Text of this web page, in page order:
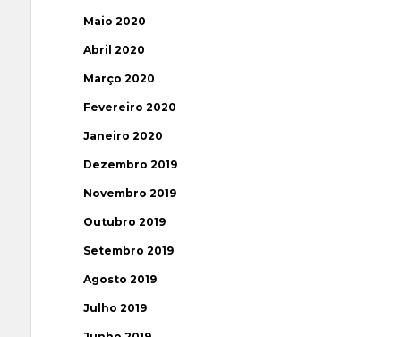
Maio 2020
Abril 2020
Março 2020
Fevereiro 2020
Janeiro 2020
Dezembro 2019
Novembro 2019
Outubro 2019
Setembro 2019
Agosto 2019
Julho 2019